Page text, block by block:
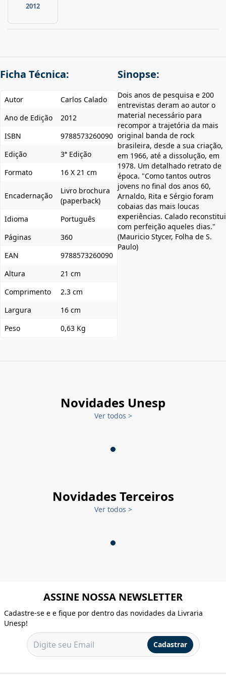
2012
Ficha Técnica:
Autor
Carlos Calado
Ano de Edição
2012
ISBN
9788573260090
Edição
3ª Edição
Formato
16 X 21 cm
Encadernação
Livro brochura
(paperback)
Idioma
Português
Páginas
360
EAN
9788573260090
Altura
21 cm
Comprimento
2.3 cm
Largura
16 cm
Peso
0,63 Kg
Sinopse:
Dois anos de pesquisa e 200
entrevistas deram ao autor o
material necessário para
recompor a trajetória da mais
original banda de rock
brasileira, desde a sua criação,
em 1966, até a dissolução, em
1978. Um detalhado retrato de
época. "Como tantos outros
jovens no final dos anos 60,
Arnaldo, Rita e Sérgio foram
cobaias das mais loucas
experiências. Calado reconstitui
com perfeição aqueles dias."
(Mauricio Stycer, Folha de S.
Paulo)
Novidades Unesp
Ver todos >
Novidades Terceiros
Ver todos >
ASSINE NOSSA NEWSLETTER
Cadastre-se e e fique por dentro das novidades da Livraria
Unesp!
Cadastrar